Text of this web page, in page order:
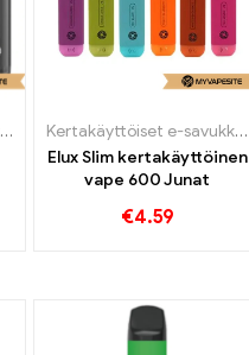
Kertakäyttöiset e-savukkeet
Kertakäyttöiset e-savukkeet
Elux Slim kertakäyttöinen
vape 600 Junat
€4.59